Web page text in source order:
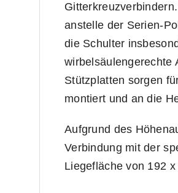
anstelle der Serien-
die Schulter
wirbelsäulengerechte
Stützplatten sorgen
montiert und an die
Aufgrund des
Verbindung mit der
Liegefläche von 192 x